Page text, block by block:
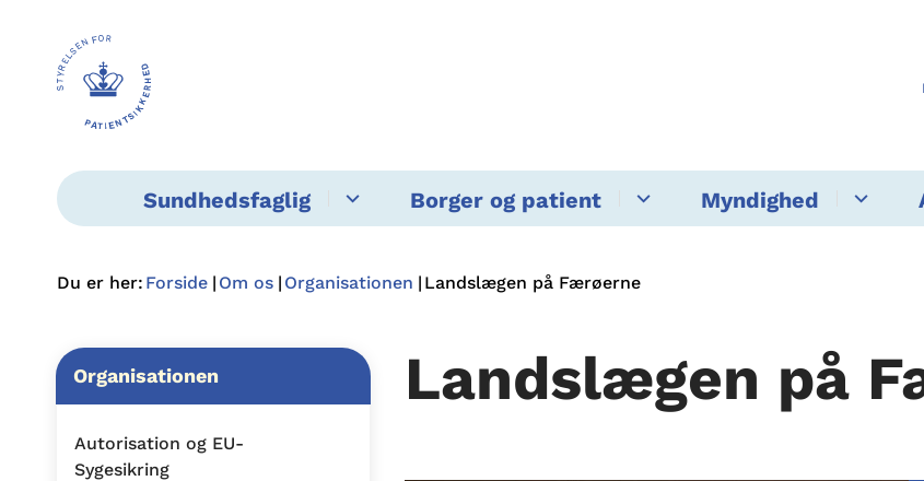
Sundhedsfaglig Borger og patient Myndighed
Du er her: Forside Om os Organisationen Landslægen på Færøerne
Organisationen
Autorisation og EU-
Sygesikring
Landslægen på